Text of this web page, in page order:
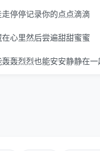
走停停记录你的点点滴滴
在心里然后尝遍甜甜蜜蜜
轰轰烈烈也能安安静静在一